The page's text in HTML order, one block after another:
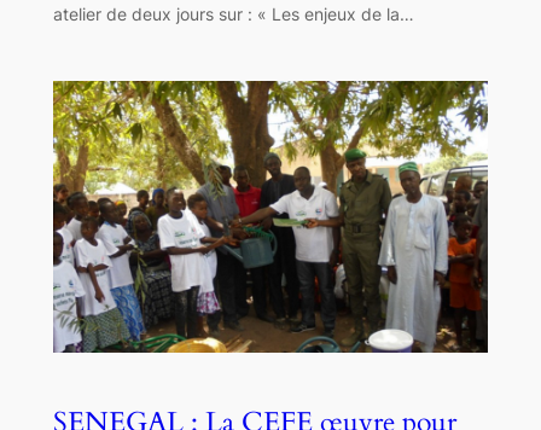
atelier de deux jours sur : « Les enjeux de la…